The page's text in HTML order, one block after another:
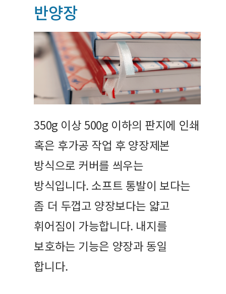
반양장
350g 이상 500g 이하의 판지에 인쇄
혹은 후가공 작업 후 양장제본
방식으로 커버를 씌우는
방식입니다. 소프트 통발이 보다는
좀 더 두껍고 양장보다는 얇고
휘어짐이 가능합니다. 내지를
보호하는 기능은 양장과 동일
합니다.